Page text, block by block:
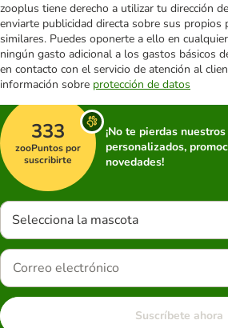
zooplus tiene derecho a utilizar tu dirección
enviarte publicidad directa sobre sus propios
similares. Puedes oponerte a ello en
ningún gasto adicional a los gastos básicos
en contacto con el servicio de atención al
información sobre protección de datos
333
zooPuntos por
suscribirte
¡No te pierdas
personalizados,
novedades!
Selecciona la mascota
Suscríbete ahora